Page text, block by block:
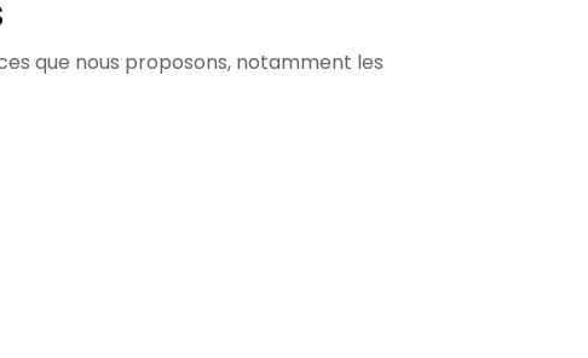
que nous proposons, notamment les